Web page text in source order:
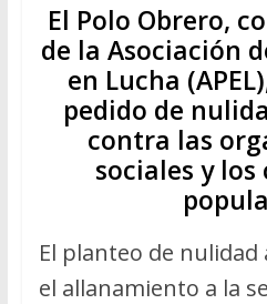
El Polo Obrero,
de la Asociación
en Lucha
pedido de
contra las
sociales y los
El planteo de
el allanamiento a la